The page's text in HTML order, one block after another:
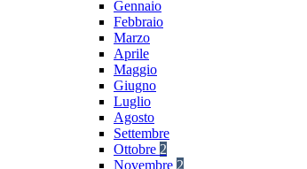
Gennaio
Febbraio
Marzo
Aprile
Maggio
Giugno
Luglio
Agosto
Settembre
Ottobre 2
Novembre 2